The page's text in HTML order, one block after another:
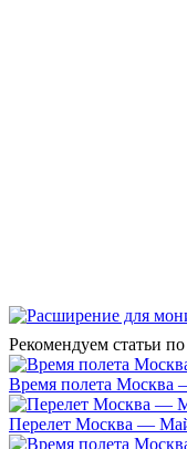
Рекомендуем статьи
Время полета
Перелет Москва —